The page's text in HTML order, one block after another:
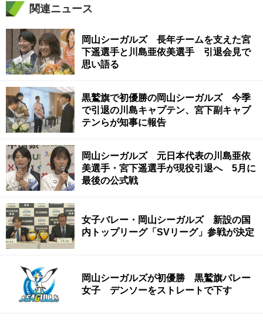
関連ニュース
岡山シーガルズ 長年チームを支えた宮
下遥選手と川島亜依美選手 引退会見で
思い語る
黒鷲旗で初優勝の岡山シーガルズ 今季
で引退の川島キャプテン、宮下副キャプ
テンらが知事に報告
岡山シーガルズ 元日本代表の川島亜依
美選手・宮下遥選手が現役引退へ 5月に
最後の公式戦
女子バレー・岡山シーガルズ 新設の国
内トップリーグ「SVリーグ」参戦が決定
岡山シーガルズが初優勝 黒鷲旗バレー
女子 デンソーをストレートで下す